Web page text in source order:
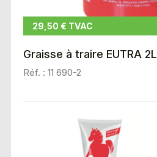
29,50 € TVAC
Graisse à traire EUTRA 2L
Réf. : 11 690-2